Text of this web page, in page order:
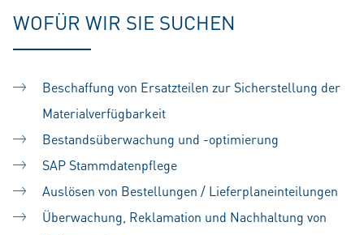
WOFÜR WIR SIE SUCHEN
Beschaffung von Ersatzteilen zur Sicherstellung der
Materialverfügbarkeit
Bestandsüberwachung und -optimierung
SAP Stammdatenpflege
Auslösen von Bestellungen / Lieferplaneinteilungen
Überwachung, Reklamation und Nachhaltung von